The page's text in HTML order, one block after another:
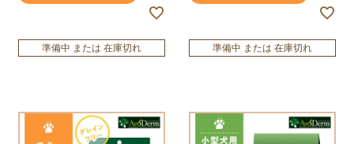
準備中 または 在庫切れ 準備中 または 在庫切れ